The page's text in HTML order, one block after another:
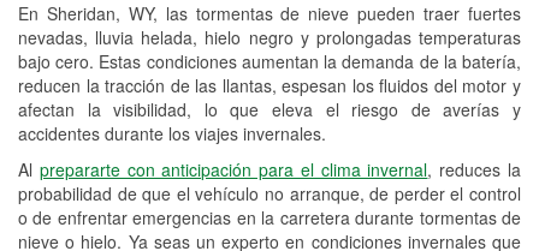
En Sheridan, WY, las tormentas de nieve pueden traer fuertes
nevadas, lluvia helada, hielo negro y prolongadas temperaturas
bajo cero. Estas condiciones aumentan la demanda de la batería,
reducen la tracción de las llantas, espesan los fluidos del motor y
afectan la visibilidad, lo que eleva el riesgo de averías y
accidentes durante los viajes invernales.
Al prepararte con anticipación para el clima invernal, reduces la
probabilidad de que el vehículo no arranque, de perder el control
o de enfrentar emergencias en la carretera durante tormentas de
nieve o hielo. Ya seas un experto en condiciones invernales que
Programa de Préstamo de
Herramientas
Rectificación de tambores y discos de
freno
Snowstorm Supplies
Conoce más